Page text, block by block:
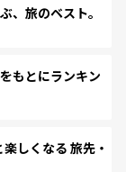
旅のベスト。
もとにランキン
しくなる 旅先・